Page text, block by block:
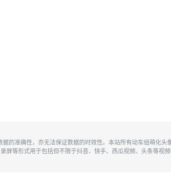
的准确性，亦无法保证数据的时效性。本站所有动车组萌化头
等形式用于包括但不限于抖音、快手、西瓜视频、头条等视频